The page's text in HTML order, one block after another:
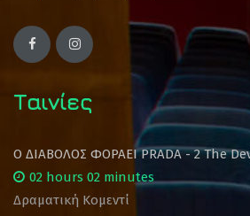
Ταινίες
Ο ΔΙΑΒΟΛΟΣ ΦΟΡΑΕΙ PRADA - 2 The
02 hours 02 minutes
Δραματική Κομεντί